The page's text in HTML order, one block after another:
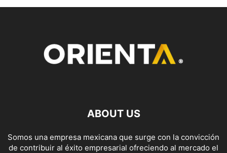
ABOUT US
Somos una empresa mexicana que surge con la convicción
de contribuir al éxito empresarial ofreciendo al mercado el